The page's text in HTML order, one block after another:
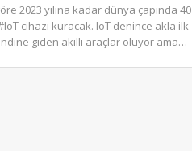
2023 yılına kadar dünya çapında 40
cihazı kuracak. IoT denince akla ilk
giden akıllı araçlar oluyor ama…